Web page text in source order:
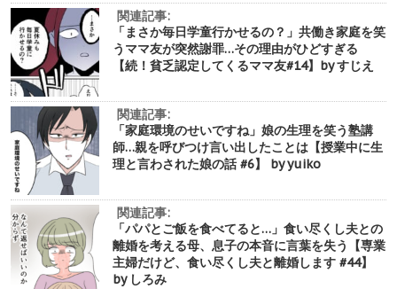
関連記事:
「まさか毎日学童行かせるの？」共働き家庭を笑
うママ友が突然謝罪…その理由がひどすぎる
【続！貧乏認定してくるママ友#14】by すじえ
関連記事:
「家庭環境のせいですね」娘の生理を笑う塾講
師…親を呼びつけ言い出したことは【授業中に生
理と言わされた娘の話 #6】 by yuiko
関連記事:
「パパとご飯を食べてると…」食い尽くし夫との
離婚を考える母、息子の本音に言葉を失う【専業
主婦だけど、食い尽くし夫と離婚します #44】
by しろみ